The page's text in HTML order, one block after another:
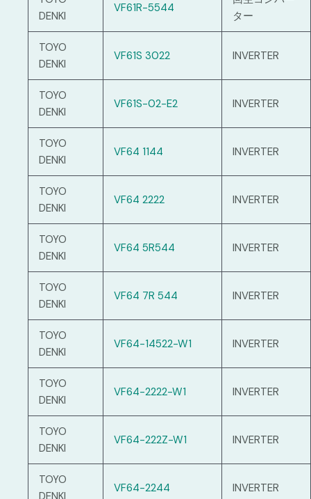
DENKI
VF61R-5544
ター
TOYO
DENKI
VF61S 3022 INVERTER
TOYO
DENKI
VF61S-02-E2 INVERTER
TOYO
DENKI
VF64 1144 INVERTER
TOYO
DENKI
VF64 2222 INVERTER
TOYO
DENKI
VF64 5R544 INVERTER
TOYO
DENKI
VF64 7R 544 INVERTER
TOYO
DENKI
VF64-14522-W1 INVERTER
TOYO
DENKI
VF64-2222-W1 INVERTER
TOYO
DENKI
VF64-222Z-W1 INVERTER
TOYO
VF64-2244 INVERTER